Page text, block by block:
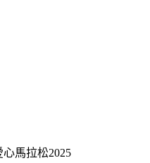
心馬拉松2025